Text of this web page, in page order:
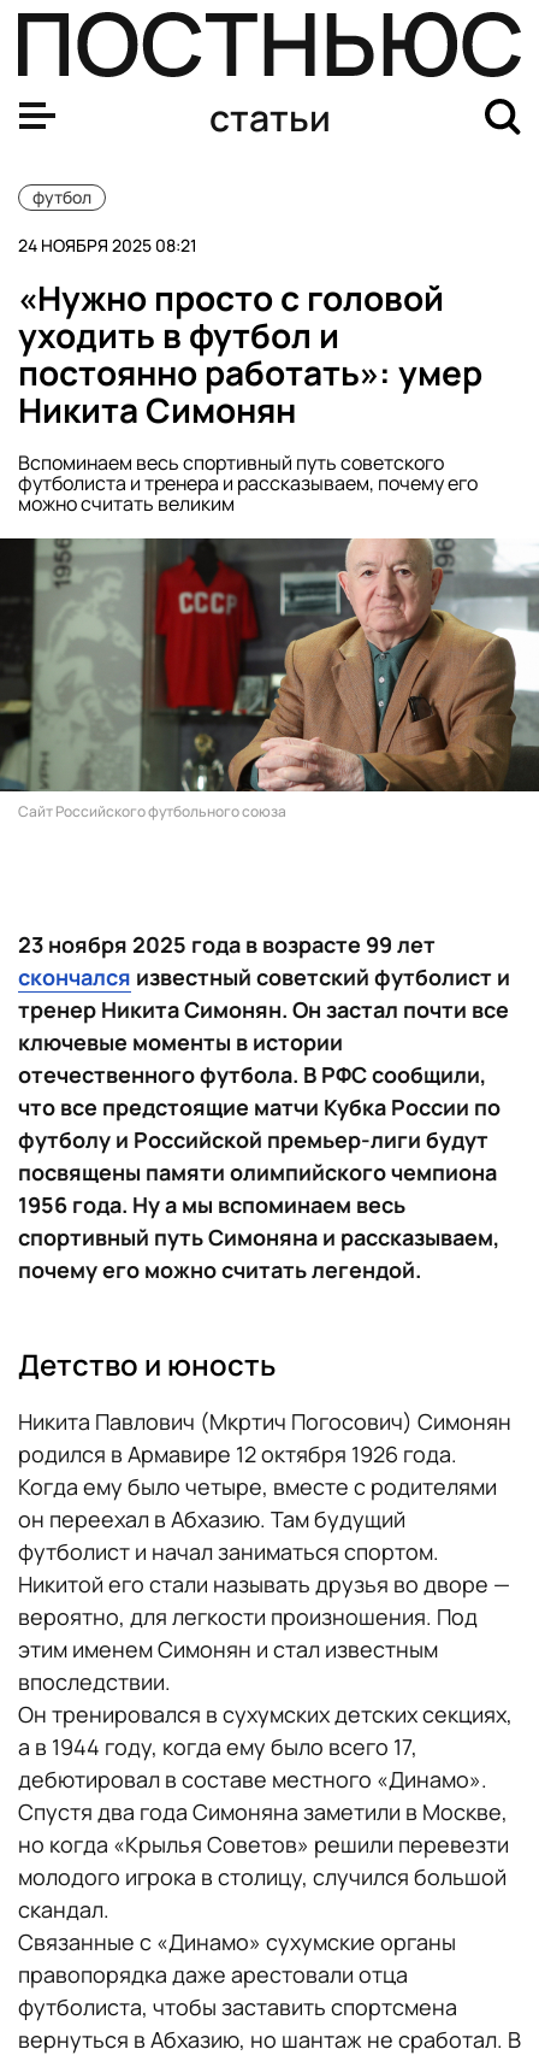
статьи
футбол
24 НОЯБРЯ 2025 08:21
«Нужно просто с головой
уходить в футбол и
постоянно работать»: умер
Никита Симонян
Вспоминаем весь спортивный путь советского
футболиста и тренера и рассказываем, почему его
можно считать великим
Сайт Российского футбольного союза
23 ноября 2025 года в возрасте 99 лет
скончался известный советский футболист и
тренер Никита Симонян. Он застал почти все
ключевые моменты в истории
отечественного футбола. В РФС сообщили,
что все предстоящие матчи Кубка России по
футболу и Российской премьер-лиги будут
посвящены памяти олимпийского чемпиона
1956 года. Ну а мы вспоминаем весь
спортивный путь Симоняна и рассказываем,
почему его можно считать легендой.
Детство и юность
Никита Павлович (Мкртич Погосович) Симонян
родился в Армавире 12 октября 1926 года.
Когда ему было четыре, вместе с родителями
он переехал в Абхазию. Там будущий
футболист и начал заниматься спортом.
Никитой его стали называть друзья во дворе —
вероятно, для легкости произношения. Под
этим именем Симонян и стал известным
впоследствии.
Он тренировался в сухумских детских секциях,
а в 1944 году, когда ему было всего 17,
дебютировал в составе местного «Динамо».
Спустя два года Симоняна заметили в Москве,
но когда «Крылья Советов» решили перевезти
молодого игрока в столицу, случился большой
скандал.
Связанные с «Динамо» сухумские органы
правопорядка даже арестовали отца
футболиста, чтобы заставить спортсмена
вернуться в Абхазию, но шантаж не сработал. В
Почему Валерий Карпин ушел из «Динамо», кто